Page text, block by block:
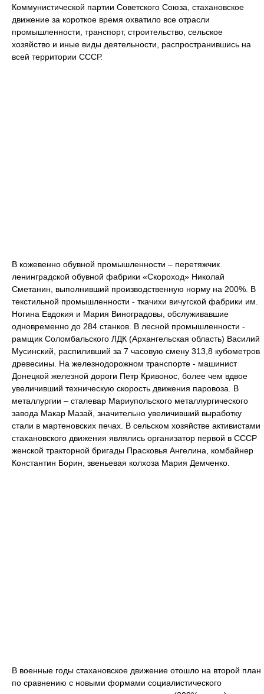
Коммунистической партии Советского Союза, стахановское
движение за короткое время охватило все отрасли
промышленности, транспорт, строительство, сельское
хозяйство и иные виды деятельности, распространившись на
всей территории СССР.
В кожевенно обувной промышленности – перетяжчик
ленинградской обувной фабрики «Скороход» Николай
Сметанин, выполнивший производственную норму на 200%. В
текстильной промышленности - ткачихи вичугской фабрики им.
Ногина Евдокия и Мария Виноградовы, обслуживавшие
одновременно до 284 станков. В лесной промышленности -
рамщик Соломбальского ЛДК (Архангельская область) Василий
Мусинский, распиливший за 7 часовую смену 313,8 кубометров
древесины. На железнодорожном транспорте - машинист
Донецкой железной дороги Петр Кривонос, более чем вдвое
увеличивший техническую скорость движения паровоза. В
металлургии – сталевар Мариупольского металлургического
завода Макар Мазай, значительно увеличивший выработку
стали в мартеновских печах. В сельском хозяйстве активистами
стахановского движения являлись организатор первой в СССР
женской тракторной бригады Прасковья Ангелина, комбайнер
Константин Борин, звеньевая колхоза Мария Демченко.
В военные годы стахановское движение отошло на второй план
по сравнению с новыми формами социалистического